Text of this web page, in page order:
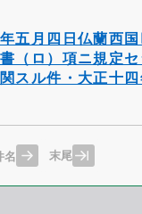
五月四日仏蘭西
（ロ）項ニ規定
スル件・大正十
名 末尾